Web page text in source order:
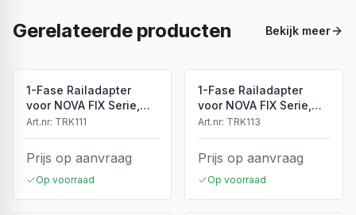
Gerelateerde producten Bekijk meer
1-Fase Railadapter
voor NOVA FIX Serie,
Wit, IP20
Art.nr: TRK111
Prijs op aanvraag
Op voorraad
1-Fase Railadapter
voor NOVA FIX Serie,
Zwart, IP20
Art.nr: TRK113
Prijs op aanvraag
Op voorraad